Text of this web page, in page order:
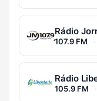
Rádio
107.9 FM ·
Rádio
105.9 FM ·